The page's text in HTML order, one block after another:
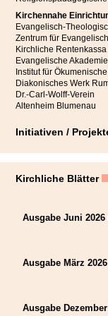
Hetzeldorf anlässlich
den Jahren 2021 bis
Kirchennahe
Evangelisch-
Zentrum für
Kirchliche Rentenkassa
Evangelische
Institut für
Diakonisches Werk
Dr.-Carl-Wolff-Verein
Altenheim Blumenau
Initiativen /
Kirchliche Blätter
Ausgabe Juni 2026
Ausgabe März 2026
Ausgabe